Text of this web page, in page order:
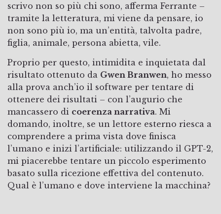
scrivo non so più chi sono, afferma Ferrante –
tramite la letteratura, mi viene da pensare, io
non sono più io, ma un’entità, talvolta padre,
figlia, animale, persona abietta, vile.
Proprio per questo, intimidita e inquietata dal
risultato ottenuto da Gwen Branwen, ho messo
alla prova anch’io il software per tentare di
ottenere dei risultati – con l’augurio che
mancassero di coerenza narrativa. Mi
domando, inoltre, se un lettore esterno riesca a
comprendere a prima vista dove finisca
l’umano e inizi l’artificiale: utilizzando il GPT-2,
mi piacerebbe tentare un piccolo esperimento
basato sulla ricezione effettiva del contenuto.
Qual è l’umano e dove interviene la macchina?